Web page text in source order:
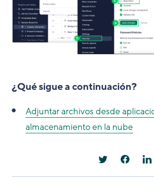
¿Qué sigue a continuación?
Adjuntar archivos desde
almacenamiento en la nube